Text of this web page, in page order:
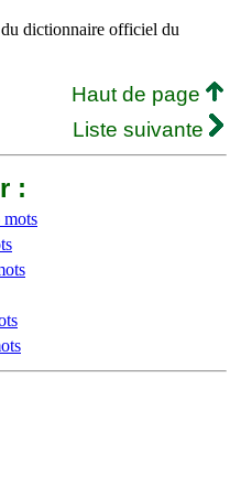
dictionnaire officiel du
Haut de page
Liste suivante
:
mots